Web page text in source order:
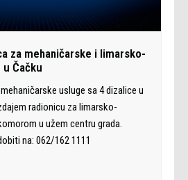
za mehaničarske i limarsko-
Čačku
usluge sa 4 dizalice u
radionicu za limarsko-
u užem centru grada.
na: 062/162 1111